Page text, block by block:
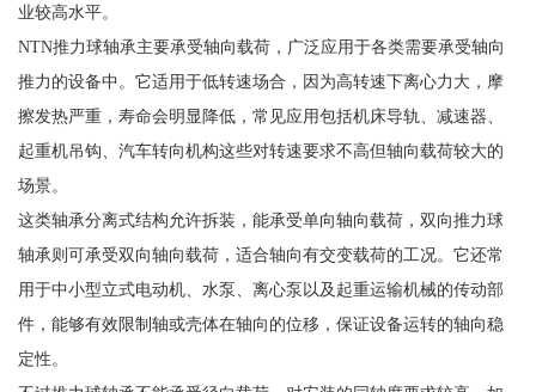
业较高水平。
NTN推力球轴承主要承受轴向载荷，广泛应用于各类需要承受轴向
推力的设备中。它适用于低转速场合，因为高转速下离心力大，摩
擦发热严重，寿命会明显降低，常见应用包括机床导轨、减速器、
起重机吊钩、汽车转向机构这些对转速要求不高但轴向载荷较大的
场景。
这类轴承分离式结构允许拆装，能承受单向轴向载荷，双向推力球
轴承则可承受双向轴向载荷，适合轴向有交变载荷的工况。它还常
用于中小型立式电动机、水泵、离心泵以及起重运输机械的传动部
件，能够有效限制轴或壳体在轴向的位移，保证设备运转的轴向稳
定性。